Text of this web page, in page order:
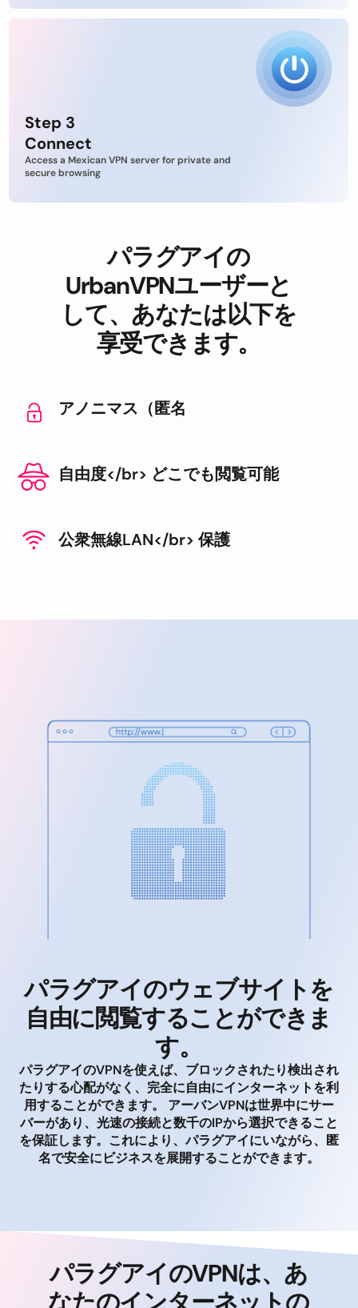
Step 3
Connect
Access a Mexican VPN server for private and
secure browsing
パラグアイの
UrbanVPNユーザーと
して、あなたは以下を
享受できます。
アノニマス（匿名
自由度</br> どこでも閲覧可能
公衆無線LAN</br> 保護
パラグアイのウェブサイトを
自由に閲覧することができま
す。
パラグアイのVPNを使えば、ブロックされたり検出され
たりする心配がなく、完全に自由にインターネットを利
用することができます。 アーバンVPNは世界中にサー
バーがあり、光速の接続と数千のIPから選択できること
を保証します。これにより、パラグアイにいながら、匿
名で安全にビジネスを展開することができます。
パラグアイのVPNは、あ